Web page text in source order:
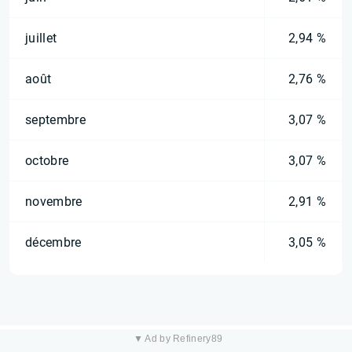
juillet 2,94 %
août 2,76 %
septembre 3,07 %
octobre 3,07 %
novembre 2,91 %
décembre 3,05 %
▼ Ad by Refinery89